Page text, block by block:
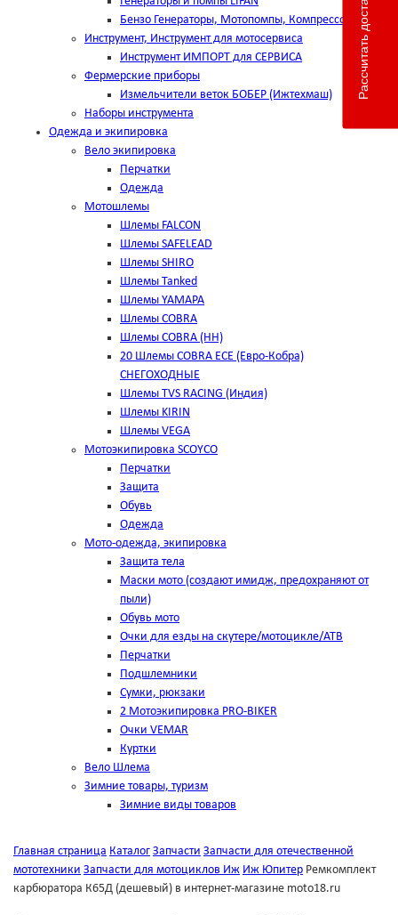
Бензо Генераторы, Мотопомпы, Компрессоры
Инструмент, Инструмент для мотосервиса
Инструмент ИМПОРТ для СЕРВИСА
Фермерские приборы
Измельчители веток БОБЕР (Ижтехмаш)
Наборы инструмента
Одежда и экипировка
Вело экипировка
Перчатки
Одежда
Мотошлемы
Шлемы FALCON
Шлемы SAFELEAD
Шлемы SHIRO
Шлемы Tanked
Шлемы YAMAPA
Шлемы COBRA
Шлемы COBRA (HH)
20 Шлемы COBRA ECE (Евро-Кобра)
СНЕГОХОДНЫЕ
Шлемы TVS RACING (Индия)
Шлемы KIRIN
Шлемы VEGA
Мотоэкипировка SCOYCO
Перчатки
Защита
Обувь
Одежда
Мото-одежда, экипировка
Защита тела
Маски мото (создают имидж, предохраняют от
пыли)
Обувь мото
Очки для езды на скутере/мотоцикле/АТВ
Перчатки
Подшлемники
Сумки, рюкзаки
2 Мотоэкипировка PRO-BIKER
Очки VEMAR
Куртки
Вело Шлема
Зимние товары, туризм
Зимние виды товаров
Главная страница Каталог Запчасти Запчасти для отечественной
мототехники Запчасти для мотоциклов Иж Иж Юпитер Ремкомплект
карбюратора К65Д (дешевый) в интернет-магазине moto18.ru
Рассчитать доставку